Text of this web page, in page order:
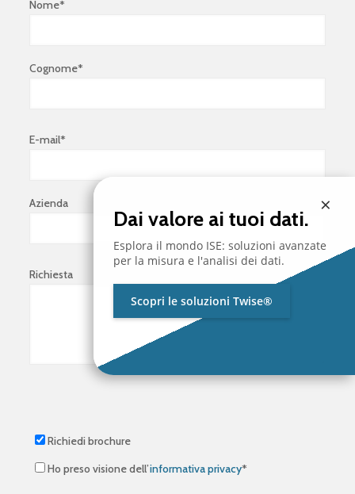
Nome*
Cognome*
E-mail*
Azienda
Richiesta
Richiedi brochure
Ho preso visione dell’informativa privacy*
×
Dai valore ai tuoi dati.
Esplora il mondo ISE: soluzioni avanzate
per la misura e l'analisi dei dati.
Scopri le soluzioni Twise®